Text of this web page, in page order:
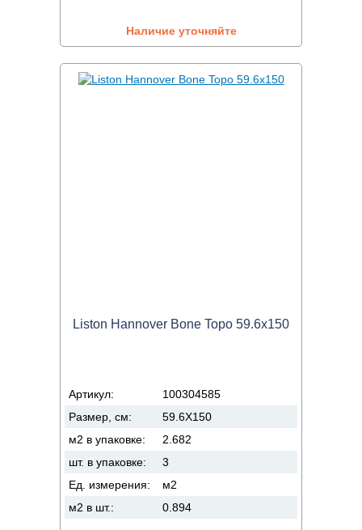
Наличие уточняйте
Liston Hannover Bone Topo 59.6x150
Артикул:
100304585
Размер, см:
59.6X150
м2 в упаковке:
2.682
шт. в упаковке:
3
Ед. измерения:
м2
м2 в шт.:
0.894